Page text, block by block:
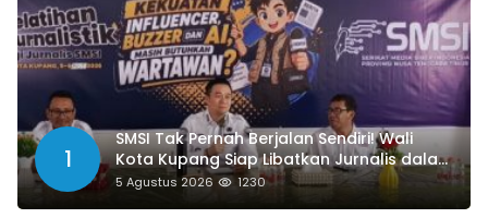
1
SMSI Tak Pernah Berjalan Sendiri! Wali
Kota Kupang Siap Libatkan Jurnalis dalam
Publikasi Program Pemkot
5 Agustus 2026 1230